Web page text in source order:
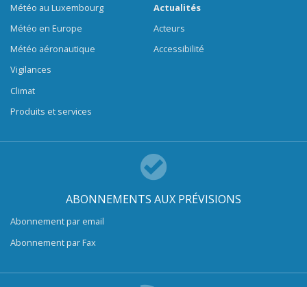
Météo au Luxembourg
Météo en Europe
Météo aéronautique
Vigilances
Climat
Produits et services
Actualités
Acteurs
Accessibilité
ABONNEMENTS AUX PRÉVISIONS
Abonnement par email
Abonnement par Fax